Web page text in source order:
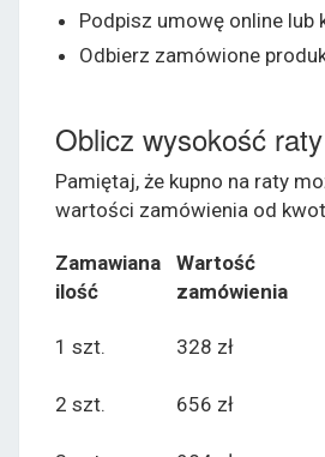
Podpisz umowę online lub
Odbierz zamówione
Oblicz wysokość raty
Pamiętaj, że kupno na raty
wartości zamówienia od
Zamawiana
ilość
Wartość
zamówienia
1 szt. 328 zł
2 szt.
656 zł